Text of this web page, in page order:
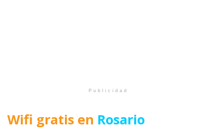
Publicidad
Wifi gratis en Rosario